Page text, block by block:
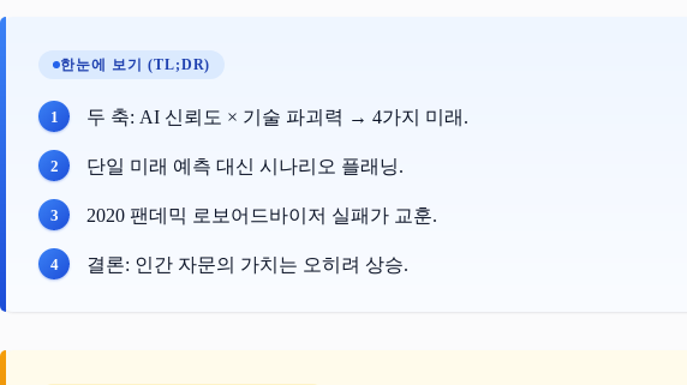
한눈에 보기 (TL;DR)
두 축: AI 신뢰도 × 기술 파괴력 → 4가지 미래.
단일 미래 예측 대신 시나리오 플래닝.
2020 팬데믹 로보어드바이저 실패가 교훈.
결론: 인간 자문의 가치는 오히려 상승.